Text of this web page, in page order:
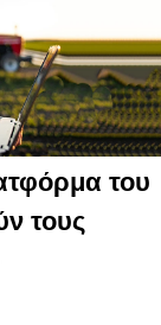
του
τους